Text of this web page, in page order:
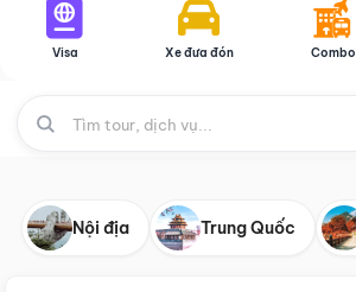
Visa Xe đưa đón Combo
Nội địa Trung Quốc